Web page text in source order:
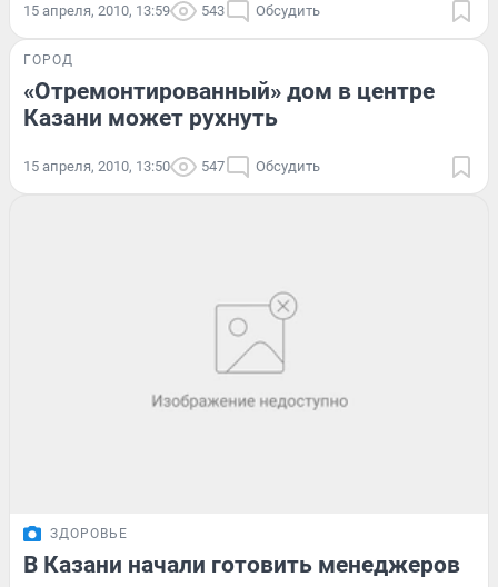
15 апреля, 2010, 13:59 543 Обсудить
ГОРОД
«Отремонтированный» дом в центре
Казани может рухнуть
15 апреля, 2010, 13:50 547 Обсудить
ЗДОРОВЬЕ
В Казани начали готовить менеджеров